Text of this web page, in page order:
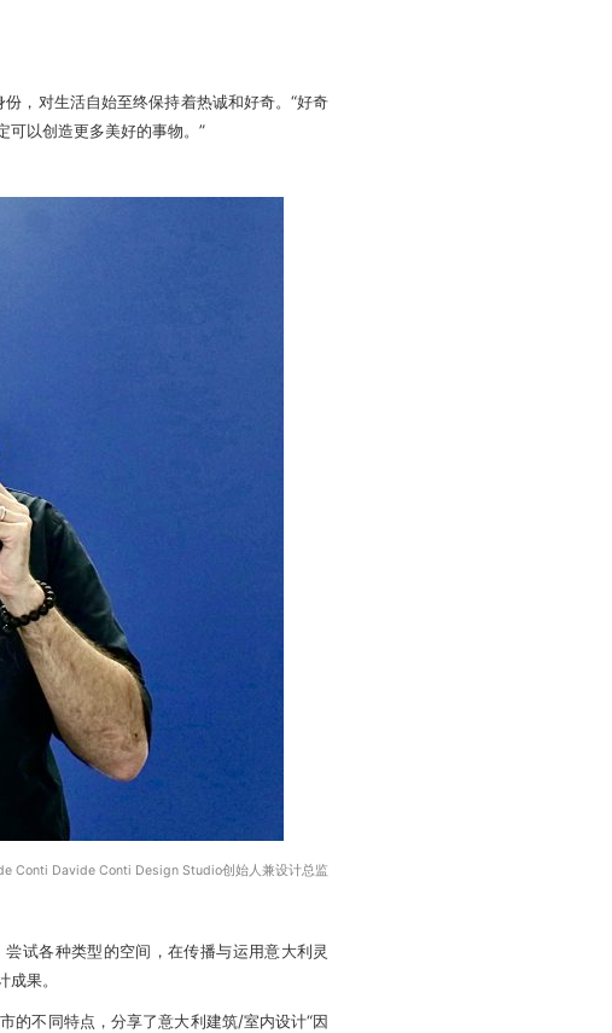
，对生活自始至终保持着热诚和好奇。“好奇
可以创造更多美好的事物。”
Conti Davide Conti Design Studio创始人兼设计总监
试各种类型的空间，在传播与运用意大利灵
果。
的不同特点，分享了意大利建筑/室内设计“因